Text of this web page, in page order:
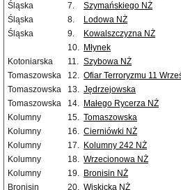
Śląska
7. Szymańskiego NŻ
Śląska
8. Lodowa NŻ
Śląska
9. Kowalszczyzna NŻ
10. Młynek
Kotoniarska
11. Szybowa NŻ
Tomaszowska
12. Ofiar Terroryzmu 11
Tomaszowska
13. Jędrzejowska
Tomaszowska
14. Małego Rycerza NŻ
Kolumny
15. Tomaszowska
Kolumny
16. Cierniówki NŻ
Kolumny
17. Kolumny 242 NŻ
Kolumny
18. Wrzecionowa NŻ
Kolumny
19. Bronisin NŻ
Bronisin
20. Wiskicka NŻ